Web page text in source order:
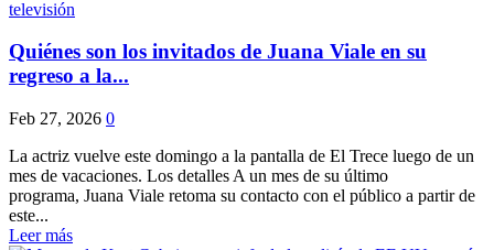
Quiénes son los invitados de Juana Viale en su
regreso a la...
Feb 27, 2026 0
La actriz vuelve este domingo a la pantalla de El Trece luego de un
mes de vacaciones. Los detalles A un mes de su último
programa, Juana Viale retoma su contacto con el público a partir de
este...
Leer más